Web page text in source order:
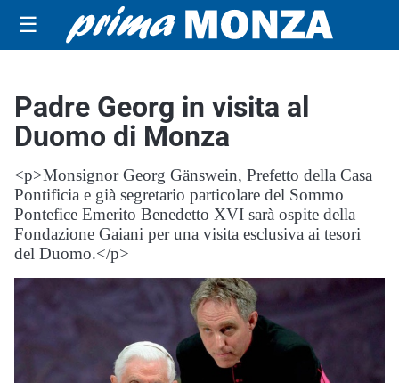
☰
Padre Georg in visita al
Duomo di Monza
<p>Monsignor Georg Gänswein, Prefetto della Casa
Pontificia e già segretario particolare del Sommo
Pontefice Emerito Benedetto XVI sarà ospite della
Fondazione Gaiani per una visita esclusiva ai tesori
del Duomo.</p>